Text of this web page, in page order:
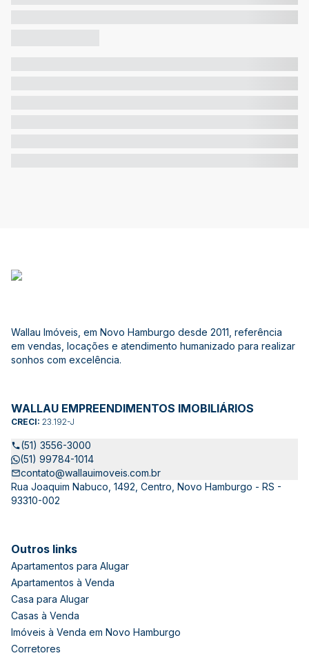
Wallau Imóveis, em Novo Hamburgo desde 2011, referência
em vendas, locações e atendimento humanizado para realizar
sonhos com excelência.
WALLAU EMPREENDIMENTOS IMOBILIÁRIOS
CRECI: 23.192-J
(51) 3556-3000
(51) 99784-1014
contato@wallauimoveis.com.br
Rua Joaquim Nabuco, 1492, Centro, Novo Hamburgo - RS -
93310-002
Outros links
Apartamentos para Alugar
Apartamentos à Venda
Casa para Alugar
Casas à Venda
Imóveis à Venda em Novo Hamburgo
Corretores